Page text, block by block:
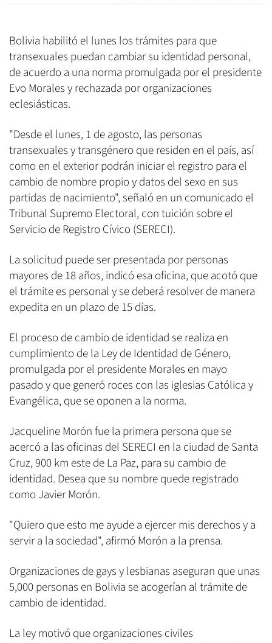
Bolivia habilitó el lunes los trámites para que
transexuales puedan cambiar su identidad personal,
de acuerdo a una norma promulgada por el presidente
Evo Morales y rechazada por organizaciones
eclesiásticas.
"Desde el lunes, 1 de agosto, las personas
transexuales y transgénero que residen en el país, así
como en el exterior podrán iniciar el registro para el
cambio de nombre propio y datos del sexo en sus
partidas de nacimiento", señaló en un comunicado el
Tribunal Supremo Electoral, con tuición sobre el
Servicio de Registro Cívico (SERECI).
La solicitud puede ser presentada por personas
mayores de 18 años, indicó esa oficina, que acotó que
el trámite es personal y se deberá resolver de manera
expedita en un plazo de 15 días.
El proceso de cambio de identidad se realiza en
cumplimiento de la Ley de Identidad de Género,
promulgada por el presidente Morales en mayo
pasado y que generó roces con las iglesias Católica y
Evangélica, que se oponen a la norma.
Jacqueline Morón fue la primera persona que se
acercó a las oficinas del SERECI en la ciudad de Santa
Cruz, 900 km este de La Paz, para su cambio de
identidad. Desea que su nombre quede registrado
como Javier Morón.
"Quiero que esto me ayude a ejercer mis derechos y a
servir a la sociedad", afirmó Morón a la prensa.
Organizaciones de gays y lesbianas aseguran que unas
5,000 personas en Bolivia se acogerían al trámite de
cambio de identidad.
La ley motivó que organizaciones civiles